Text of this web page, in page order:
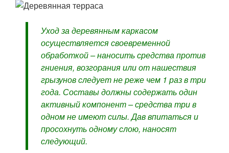
Уход за деревянным каркасом
осуществляется своевременной
обработкой – наносить средства против
гниения, возгорания или от нашествия
грызунов следует не реже чем 1 раз в три
года. Составы должны содержать один
активный компонент – средства три в
одном не имеют силы. Дав впитаться и
просохнуть одному слою, наносят
следующий.